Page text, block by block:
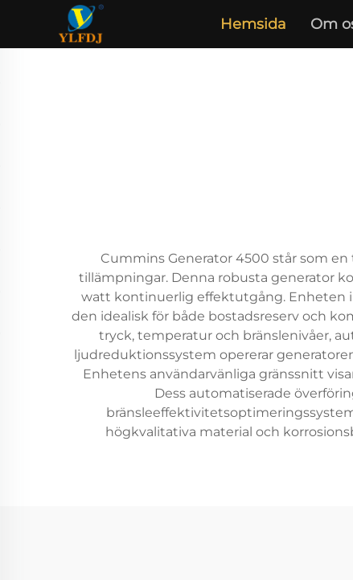
Hemsida Om
Cummins Generator 4500 står som
tillämpningar. Denna robusta generator
watt kontinuerlig effektutgång. Enheten
den idealisk för både bostadsreserv och
tryck, temperatur och bränslenivåer,
ljudreduktionssystem opererar
Enhetens användarvänliga gränssnitt
Dess automatiserade
högkvalitativa material och